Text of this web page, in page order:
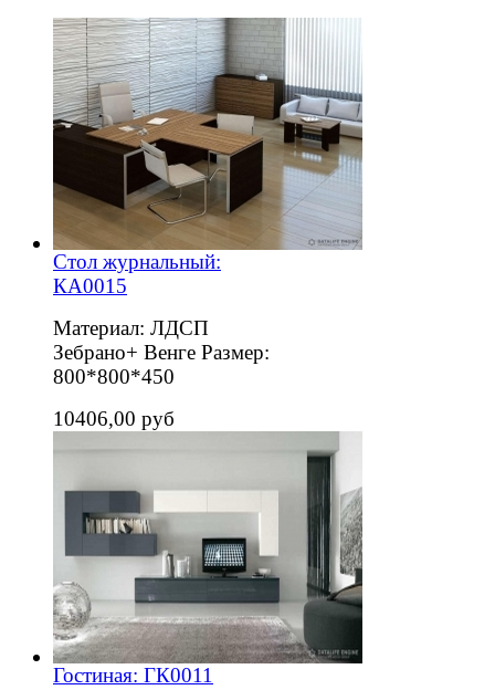
Стол журнальный:
КА0015
Материал: ЛДСП
Зебрано+ Венге Размер:
800*800*450
10406,00 руб
Гостиная: ГК0011